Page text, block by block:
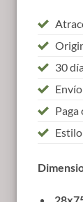
30
Paga